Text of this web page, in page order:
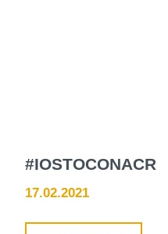
#IOSTOCONACR
17.02.2021